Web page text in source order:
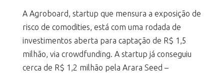
A Agroboard, startup que mensura a exposição de
risco de comodities, está com uma rodada de
investimentos aberta para captação de R$ 1,5
milhão, via crowdfunding. A startup já conseguiu
cerca de R$ 1,2 milhão pela Arara Seed –